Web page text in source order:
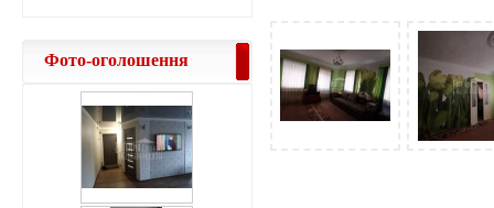
Фото-оголошення